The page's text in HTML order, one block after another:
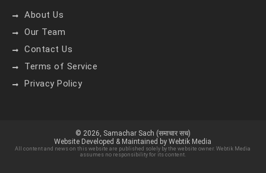
About Us
Our Team
Contact Us
Terms of Service
Privacy Policy
© 2026, Samachar Sach (समाचार सच)
Website Developed & Maintained by Webtik Media
All content and news on this website are published solely by the website owner. Webtik Media
assumes no responsibility for its content.